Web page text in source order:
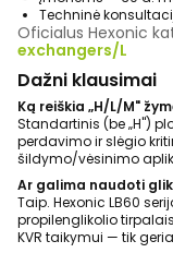
Techninė
Oficialus Hexonic
exchangers/L
Dažni klausimai
Ką reiškia „H/L/M"
Standartinis (be „H")
perdavimo ir slėgio
šildymo/vėsinimo
Ar galima naudoti
Taip. Hexonic LB60
propilenglikolio
KVR taikymui — tik